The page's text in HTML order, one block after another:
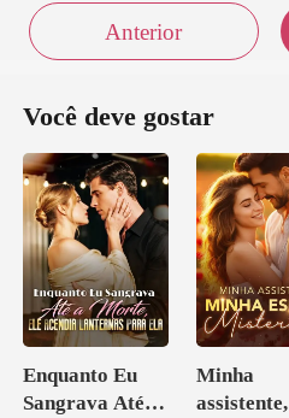
Anterior
Você deve gostar
Enquanto Eu
Sangrava Até a
Minha
assistente,